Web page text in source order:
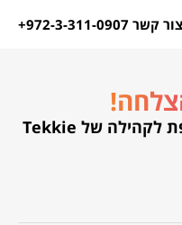
צור קשר 972-3-311-0907+
תודה שבחרת בקורס והצטרפת לקהילה של Tekkie